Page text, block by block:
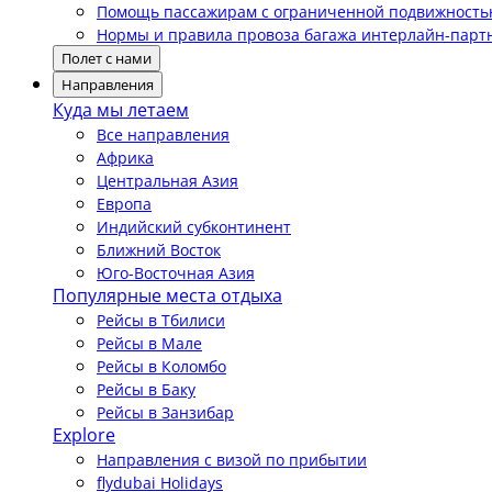
Помощь пассажирам с ограниченной
Нормы и правила провоза багажа интерлайн-
Полет с нами
Направления
Куда мы летаем
Все направления
Африка
Центральная Азия
Европа
Индийский субконтинент
Ближний Восток
Юго-Восточная Азия
Популярные места отдыха
Рейсы в Тбилиси
Рейсы в Мале
Рейсы в Коломбо
Рейсы в Баку
Рейсы в Занзибар
Explore
Направления с визой по прибытии
flydubai Holidays